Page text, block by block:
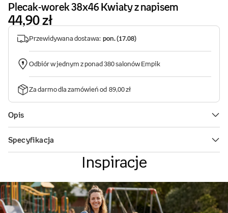
Inspiracje